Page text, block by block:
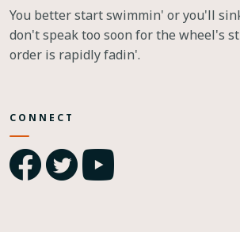
You better start swimmin' or you'll
don't speak too soon for the wheel's
order is rapidly fadin'.
CONNECT